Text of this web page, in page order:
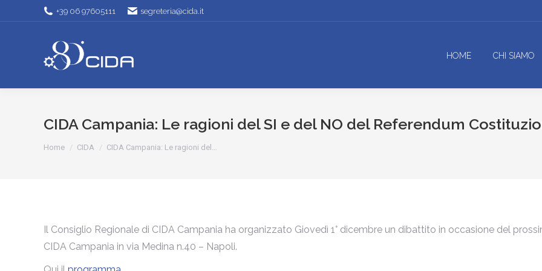
+39 06 97605111 segreteria@cida.it
HOME CHI SIAMO
CIDA Campania: Le ragioni del SI e del NO del Referendum
Tu sei qui:
Home CIDA CIDA Campania: Le ragioni del…
Il Consiglio Regionale di CIDA Campania ha organizzato Giovedì 1° dicembre un dibattito in occasione del
CIDA Campania in via Medina n.40 – Napoli.